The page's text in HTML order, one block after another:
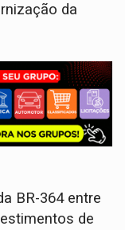
da
BR-364 entre
de